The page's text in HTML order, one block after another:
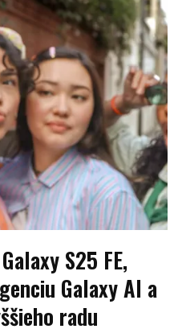
S25 FE,
Galaxy AI a
radu